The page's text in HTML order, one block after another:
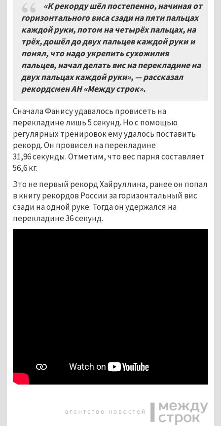
«К рекорду шёл постепенно, начиная от
горизонтального виса сзади на пяти пальцах
каждой руки, потом на четырёх пальцах, на
трёх, дошёл до двух пальцев каждой руки и
понял, что надо укрепить сухожилия
пальцев, начал делать вис на перекладине на
двух пальцах каждой руки», — рассказал
рекордсмен АН «Между строк».
Сначала Фанису удавалось провисеть на
перекладине лишь 5 секунд. Но с помощью
регулярных тренировок ему удалось поставить
рекорд. Он провисел на перекладине
31,96 секунды. Отметим, что вес парня составляет
56,6 кг.
Это не первый рекорд Хайруллина, ранее он попал
в книгу рекордов России за горизонтальный вис
сзади на одной руке. Тогда он удержался на
перекладине 36 секунд.